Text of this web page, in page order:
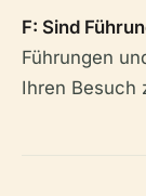
F: Sind
Führungen
Ihren Besuch